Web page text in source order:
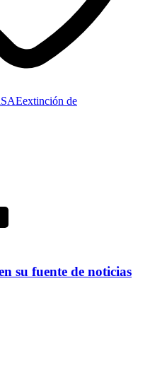
SAEextinción de
su fuente de noticias